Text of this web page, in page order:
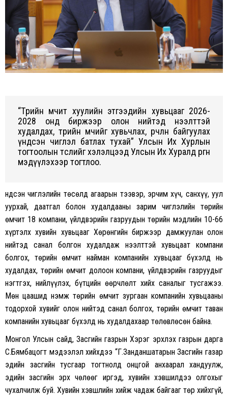
“Төрийн өмчит хуулийн этгээдийн хувьцааг 2026-
2028 онд биржээр олон нийтэд нээлттэй
худалдах, төрийн өмчийг хувьчлах, өөрчлөн байгуулах
үндсэн чиглэл батлах тухай” Улсын Их Хурлын
тогтоолын төслийг хэлэлцээд Улсын Их Хуралд өргөн
мэдүүлэхээр тогтлоо.
Үндсэн чиглэлийн төсөлд агаарын тээвэр, эрчим хүч, санхүү, уул
уурхай, даатгал болон худалдааны зарим чиглэлийн төрийн
өмчит 18 компани, үйлдвэрийн газруудын төрийн мэдлийн 10-66
хүртэлх хувийн хувьцааг Хөрөнгийн биржээр дамжуулан олон
нийтэд санал болгон худалдаж нээлттэй хувьцаат компани
болгох, төрийн өмчит найман компанийн хувьцааг бүхэлд нь
худалдах, төрийн өмчит долоон компани, үйлдвэрийн газруудыг
нэгтгэх, нийлүүлэх, бүтцийн өөрчлөлт хийх саналыг тусгажээ.
Мөн цаашид нэмж төрийн өмчит зургаан компанийн хувьцааны
тодорхой хувийг олон нийтэд санал болгох, төрийн өмчит таван
компанийн хувьцааг бүхэлд нь худалдахаар төлөвлөсөн байна.
Монгол Улсын сайд, Засгийн газрын Хэрэг эрхлэх газрын дарга
С.Бямбацогт мэдээлэл хийхдээ “Г.Занданшатарын Засгийн газар
эдийн засгийн тусгаар тогтнолд онцгой анхаарал хандуулж,
эдийн засгийн эрх чөлөөг иргэд, хувийн хэвшилдээ олгохыг
чухалчилж буй. Хувийн хэвшлийн хийж чадаж байгааг төр хийхгүй,